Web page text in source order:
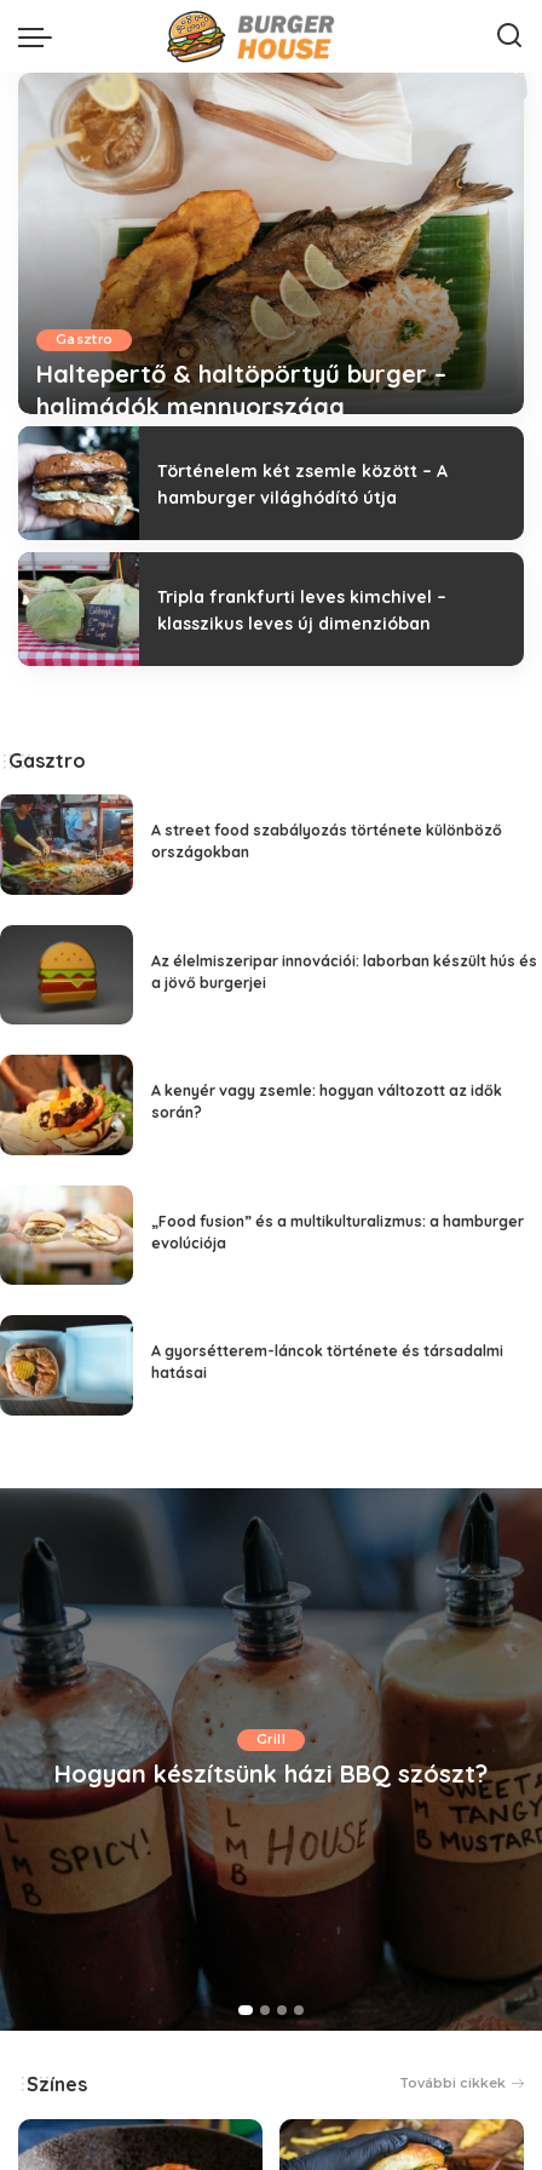
Gasztro
Haltepertő & haltöpörtyű burger –
halimádók mennyországa
Történelem két zsemle között – A
hamburger világhódító útja
Tripla frankfurti leves kimchivel –
klasszikus leves új dimenzióban
Gasztro
A street food szabályozás története különböző
országokban
Az élelmiszeripar innovációi: laborban készült hús és
a jövő burgerjei
A kenyér vagy zsemle: hogyan változott az idők
során?
„Food fusion” és a multikulturalizmus: a hamburger
evolúciója
A gyorsétterem-láncok története és társadalmi
hatásai
Grill
Hogyan készítsünk házi BBQ szószt?
Színes További cikkek